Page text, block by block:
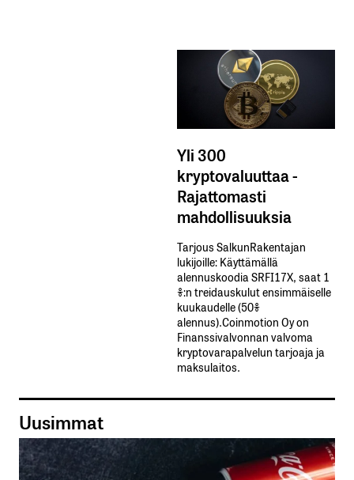
Yli 300
kryptovaluuttaa -
Rajattomasti
mahdollisuuksia
Tarjous SalkunRakentajan
lukijoille: Käyttämällä​ ​
alennuskoodia​ ​SRFI17X,​ ​saat​ ​1
%:n treidauskulut​ ​ensimmäiselle​ ​
kuukaudelle​ ​(50%​ ​
alennus).Coinmotion Oy on
Finanssivalvonnan valvoma
kryptovarapalvelun tarjoaja ja
maksulaitos.
Uusimmat